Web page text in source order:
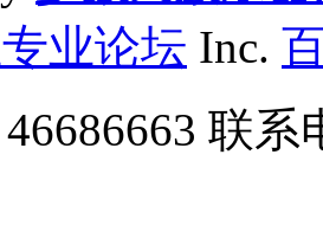
业论坛 Inc.
联